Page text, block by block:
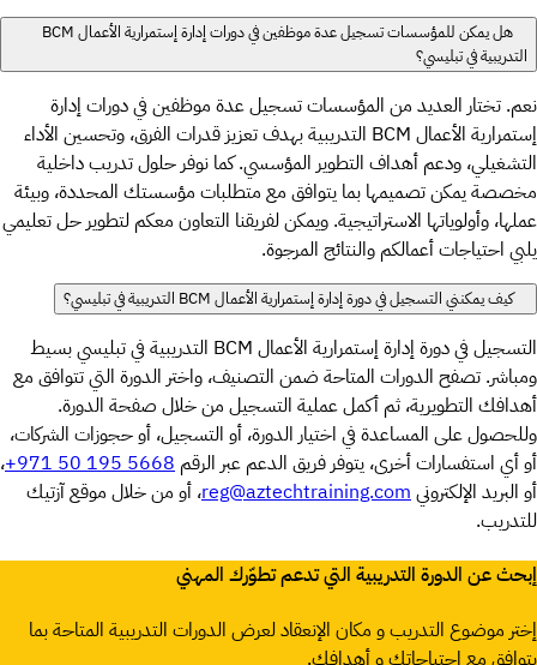
هل يمكن للمؤسسات تسجيل عدة موظفين في دورات إدارة إستمرارية الأعمال BCM
التدريبية في تبليسي؟
نعم. تختار العديد من المؤسسات تسجيل عدة موظفين في دورات إدارة
إستمرارية الأعمال BCM التدريبية بهدف تعزيز قدرات الفرق، وتحسين الأداء
التشغيلي، ودعم أهداف التطوير المؤسسي. كما نوفر حلول تدريب داخلية
مخصصة يمكن تصميمها بما يتوافق مع متطلبات مؤسستك المحددة، وبيئة
عملها، وأولوياتها الاستراتيجية. ويمكن لفريقنا التعاون معكم لتطوير حل تعليمي
يلبي احتياجات أعمالكم والنتائج المرجوة.
كيف يمكنني التسجيل في دورة إدارة إستمرارية الأعمال BCM التدريبية في تبليسي؟
التسجيل في دورة إدارة إستمرارية الأعمال BCM التدريبية في تبليسي بسيط
ومباشر. تصفح الدورات المتاحة ضمن التصنيف، واختر الدورة التي تتوافق مع
أهدافك التطويرية، ثم أكمل عملية التسجيل من خلال صفحة الدورة.
وللحصول على المساعدة في اختيار الدورة، أو التسجيل، أو حجوزات الشركات،
أو أي استفسارات أخرى، يتوفر فريق الدعم عبر الرقم ‎ +971 50 195 5668‎،
أو البريد الإلكتروني ‎reg@aztechtraining.com‎
، أو من خلال موقع ‎آزتيك
للتدريب‎.
إبحث عن الدورة التدريبية التي تدعم تطوّرك المهني
إختر موضوع التدريب و مكان الإنعقاد لعرض الدورات التدريبية المتاحة بما
يتوافق مع إحتياجاتك و أهدافك.